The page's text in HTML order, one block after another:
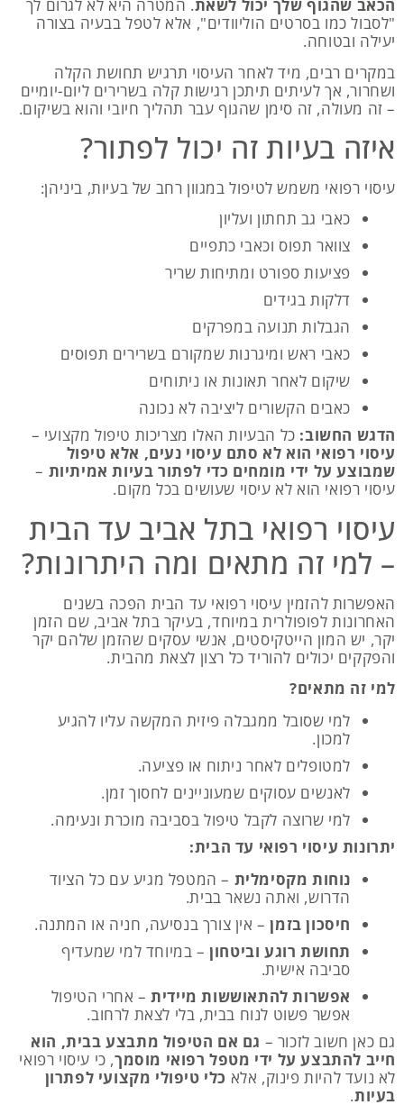
הכאב שהגוף שלך יכול לשאת. המטרה היא לא לגרום לך
"לסבול כמו בסרטים הוליוודים", אלא לטפל בבעיה בצורה
יעילה ובטוחה.
במקרים רבים, מיד לאחר העיסוי תרגיש תחושת הקלה
ושחרור, אך לעיתים תיתכן רגישות קלה בשרירים ליום-יומיים
– זה מעולה, זה סימן שהגוף עבר תהליך חיובי והוא בשיקום.
איזה בעיות זה יכול לפתור?
עיסוי רפואי משמש לטיפול במגוון רחב של בעיות, ביניהן:
כאבי גב תחתון ועליון
צוואר תפוס וכאבי כתפיים
פציעות ספורט ומתיחות שריר
דלקות בגידים
הגבלות תנועה במפרקים
כאבי ראש ומיגרנות שמקורם בשרירים תפוסים
שיקום לאחר תאונות או ניתוחים
כאבים הקשורים ליציבה לא נכונה
הדגש החשוב: כל הבעיות האלו מצריכות טיפול מקצועי –
עיסוי רפואי הוא לא סתם עיסוי נעים, אלא טיפול
שמבוצע על ידי מומחים כדי לפתור בעיות אמיתיות –
עיסוי רפואי הוא לא עיסוי שעושים בכל מקום.
עיסוי רפואי בתל אביב עד הבית
– למי זה מתאים ומה היתרונות?
האפשרות להזמין עיסוי רפואי עד הבית הפכה בשנים
האחרונות לפופולרית במיוחד, בעיקר בתל אביב, שם הזמן
יקר, יש המון הייטקיסטים, אנשי עסקים שהזמן שלהם יקר
והפקקים יכולים להוריד כל רצון לצאת מהבית.
למי זה מתאים?
למי שסובל ממגבלה פיזית המקשה עליו להגיע
למכון.
למטופלים לאחר ניתוח או פציעה.
לאנשים עסוקים שמעוניינים לחסוך זמן.
למי שרוצה לקבל טיפול בסביבה מוכרת ונעימה.
יתרונות עיסוי רפואי עד הבית:
נוחות מקסימלית – המטפל מגיע עם כל הציוד
הדרוש, ואתה נשאר בבית.
חיסכון בזמן– אין צורך בנסיעה, חניה או המתנה.
תחושת רוגע וביטחון– במיוחד למי שמעדיף
סביבה אישית.
אפשרות להתאוששות מיידית– אחרי הטיפול
אפשר פשוט לנוח בבית, בלי לצאת לרחוב.
גם כאן חשוב לזכור – גם אם הטיפול מתבצע בבית, הוא
חייב להתבצע על ידי מטפל רפואי מוסמך, כי עיסוי רפואי
לא נועד להיות פינוק, אלא כלי טיפולי מקצועי לפתרון
בעיות.